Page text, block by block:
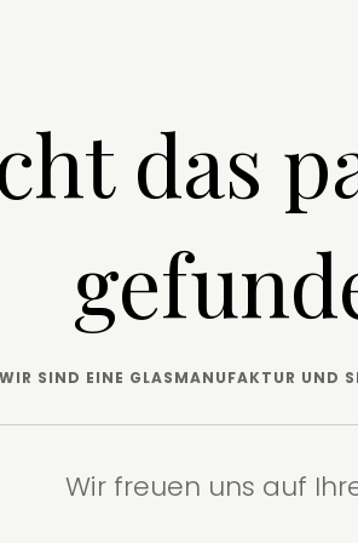
das
SIND EINE GLASMANUFAKTUR UND
Wir freuen uns auf